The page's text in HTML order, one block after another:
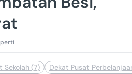
Sekolah (7) Dekat Pusat